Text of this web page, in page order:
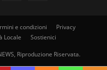
e condizioni
Privacy
Locale Sostienici
Riproduzione Riservata.